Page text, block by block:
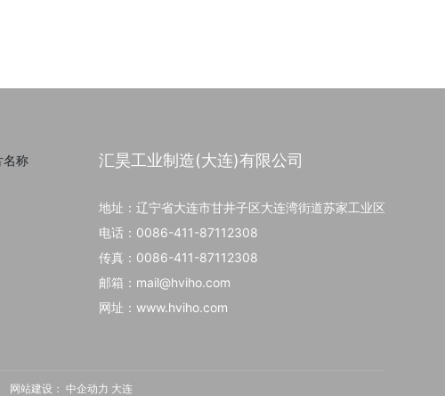
汇昊工业制造(大连)有限公司
地址：辽宁省大连市甘井子区大连湾街道苏家工业区
电话： 0086-411-87112308
传真： 0086-411-87112308
邮箱： mail@hviho.com
网址 ： www.hviho.com
网站建设： 中企动力 大连